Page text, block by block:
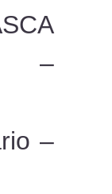
–
–